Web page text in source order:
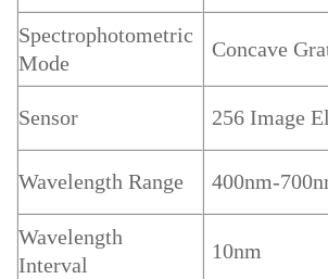
Spectrophotometric
Mode
Concave
Sensor 256 Image
Wavelength Range 400nm-
Wavelength
Interval
10nm